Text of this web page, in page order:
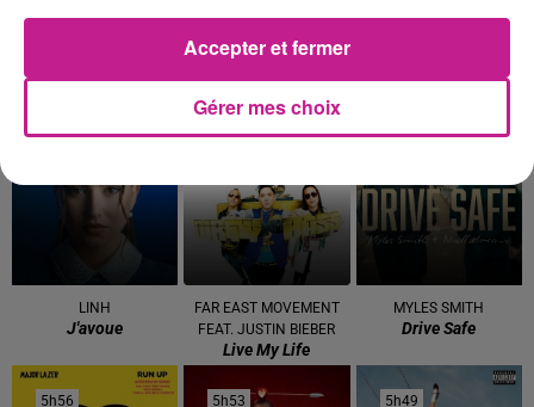
DAVID GUETTA ALEX WARREN
Fever Dream
MAUVAIS DJO
LINH
J'avoue
FAR EAST MOVEMENT
FEAT. JUSTIN BIEBER
Live My Life
MYLES SMITH
Drive Safe
5h56
5h56 5h53
5h53 5h49
5h49
Gérer mes choix
Accepter et fermer